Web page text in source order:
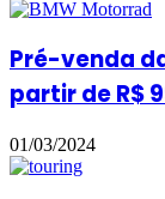
Pré-venda
partir de R$
01/03/2024